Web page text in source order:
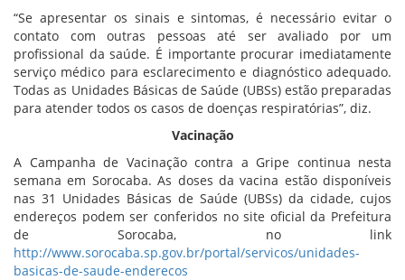
“Se apresentar os sinais e sintomas, é necessário evitar o
contato com outras pessoas até ser avaliado por um
profissional da saúde. É importante procurar imediatamente
serviço médico para esclarecimento e diagnóstico adequado.
Todas as Unidades Básicas de Saúde (UBSs) estão preparadas
para atender todos os casos de doenças respiratórias”, diz.
Vacinação
A Campanha de Vacinação contra a Gripe continua nesta
semana em Sorocaba. As doses da vacina estão disponíveis
nas 31 Unidades Básicas de Saúde (UBSs) da cidade, cujos
endereços podem ser conferidos no site oficial da Prefeitura
de Sorocaba, no link
http://www.sorocaba.sp.gov.br/portal/servicos/unidades-
basicas-de-saude-enderecos